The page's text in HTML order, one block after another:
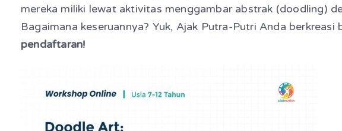
mereka miliki lewat aktivitas menggambar abstrak (doodling)
Bagaimana keseruannya? Yuk, Ajak Putra-Putri Anda berkreasi
pendaftaran!